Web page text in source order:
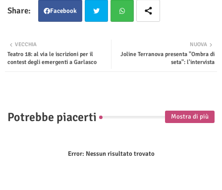
Facebook
ter tsap
NUOVA
Joline Terranova presenta "Ombra di
seta": l'intervista
VECCHIA
Teatro 18: al via le iscrizioni per il
contest degli emergenti a Garlasco
Potrebbe piacerti Mostra di più
Error: Nessun risultato trovato